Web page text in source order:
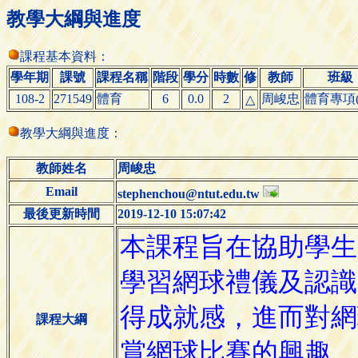
教學大綱與進度
課程基本資料：
學年期
課號 課程名稱 階段 學分 時數 修 教師
班級
108-2
271549 體育 6 0.0 2 △ 周峻忠 體育專項
教學大綱與進度：
教師姓名
周峻忠
Email
stephenchou@ntut.edu.tw
最後更新時間
2019-12-10 15:07:42
課程大綱